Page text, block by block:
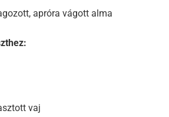
apróra vágott alma
vaj